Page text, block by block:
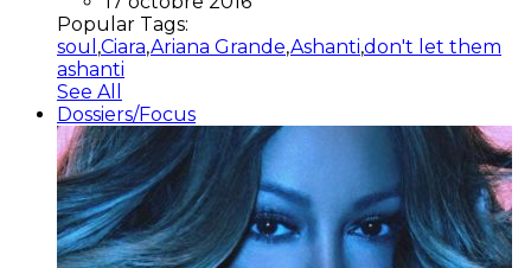
Popular Tags:
soul ,Ciara,Ariana Grande,Ashanti,don't let them
ashanti
See All
Dossiers/Focus